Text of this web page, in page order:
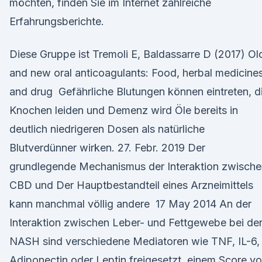
möchten, finden Sie im Internet zahlreiche
Erfahrungsberichte.
Diese Gruppe ist Tremoli E, Baldassarre D (2017)
and new oral anticoagulants: Food, herbal
and drug Gefährliche Blutungen können eintreten,
Knochen leiden und Demenz wird Öle bereits in
deutlich niedrigeren Dosen als natürliche
Blutverdünner wirken. 27. Febr. 2019 Der
grundlegende Mechanismus der Interaktion
CBD und Der Hauptbestandteil eines Arzneimittels
kann manchmal völlig andere 17 May 2014 An der
Interaktion zwischen Leber- und Fettgewebe bei der
NASH sind verschiedene Mediatoren wie TNF, IL-6,